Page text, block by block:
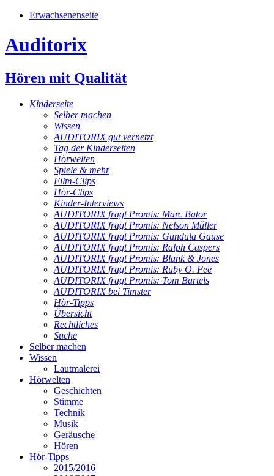
Erwachsenenseite
Auditorix
Hören mit Qualität
Kinderseite
Selber machen
Wissen
AUDITORIX gut vernetzt
Tag der Kinderseiten
Hörwelten
Spiele & mehr
Film-Clips
Hör-Clips
Kinder-Interviews
AUDITORIX fragt Promis: Marc Bator
AUDITORIX fragt Promis: Nelson Müller
AUDITORIX fragt Promis: Gundula Gause
AUDITORIX fragt Promis: Ralph Caspers
AUDITORIX fragt Promis: Blank & Jones
AUDITORIX fragt Promis: Ruby O. Fee
AUDITORIX fragt Promis: Tom Bartels
AUDITORIX bei Timster
Hör-Tipps
Übersicht
Rechtliches
Suche
Selber machen
Wissen
Lautmalerei
Hörwelten
Geschichten
Stimme
Technik
Musik
Geräusche
Hören
Hör-Tipps
2015/2016